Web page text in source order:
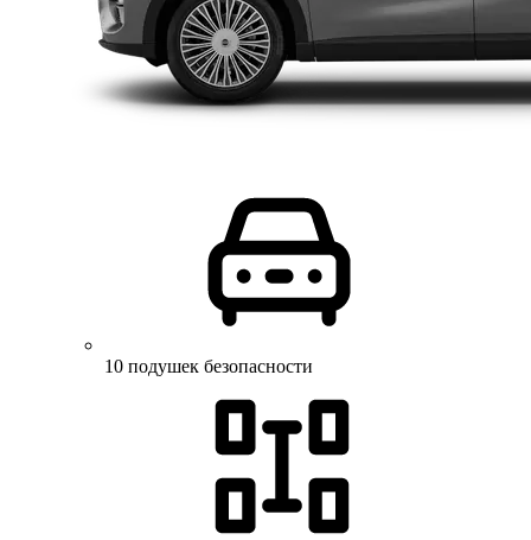
10 подушек безопасности